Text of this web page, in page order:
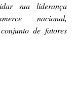
sua liderança
nacional,
de fatores